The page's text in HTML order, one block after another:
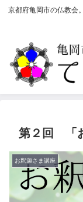
京都府亀岡市の仏教会
第２回 「
お釈迦さま講座